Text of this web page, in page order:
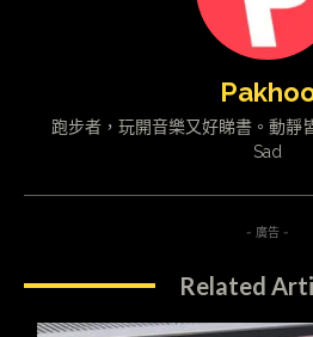
跑步者，玩開音樂又好睇書。動靜
Sad
- 廣告 -
Related